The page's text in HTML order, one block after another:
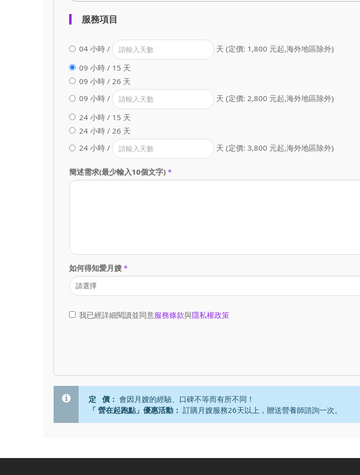
服務項目
04 小時 /
天 (定價: 1,800 元起,海外地區除外)
09 小時 / 15 天
09 小時 / 26 天
09 小時 /
天 (定價: 2,800 元起,海外地區除外)
24 小時 / 15 天
24 小時 / 26 天
24 小時 /
天 (定價: 3,800 元起,海外地區除外)
簡述需求(最少輸入10個文字) *
如何得知愛月嫂 *
我已經詳細閱讀並同意服務條款與隱私權政策
定 價： 會因月嫂的經驗、口碑不等而有所不同！
「 營在起跑點」優惠活動： 訂購月嫂服務26天以上，贈送營養師諮詢一次。